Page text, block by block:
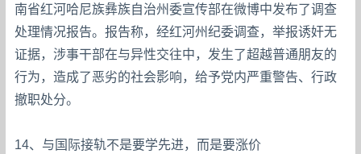
南省红河哈尼族彝族自治州委宣传部在微博中发布了调查
处理情况报告。报告称，经红河州纪委调查，举报诱奸无
证据，涉事干部在与异性交往中，发生了超越普通朋友的
行为，造成了恶劣的社会影响，给予党内严重警告、行政
撤职处分。
14、与国际接轨不是要学先进，而是要涨价